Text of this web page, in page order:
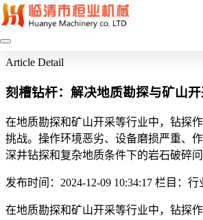
Article Detail
刻槽钻杆：解决地质勘探与矿山
在地质勘探和矿山开采等行业中，钻探
挑战。操作环境恶劣、设备磨损严重、
深井钻探和复杂地质条件下的岩石破碎
发布时间：2024-12-09 10:34:17 栏目：行
在地质勘探和矿山开采等行业中，钻探